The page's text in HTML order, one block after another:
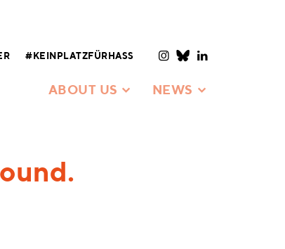
#KEINPLATZFÜRHASS
ABOUT US NEWS